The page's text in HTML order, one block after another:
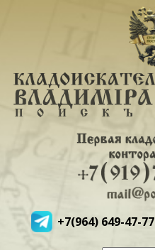
+7(964) 649-47-77